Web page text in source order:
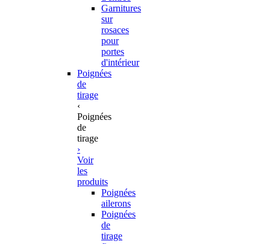
Garnitures
sur
rosaces
pour
portes
d'intérieur
Poignées
de
tirage
‹
Poignées
de
tirage
›
Voir
les
produits
Poignées
ailerons
Poignées
de
tirage